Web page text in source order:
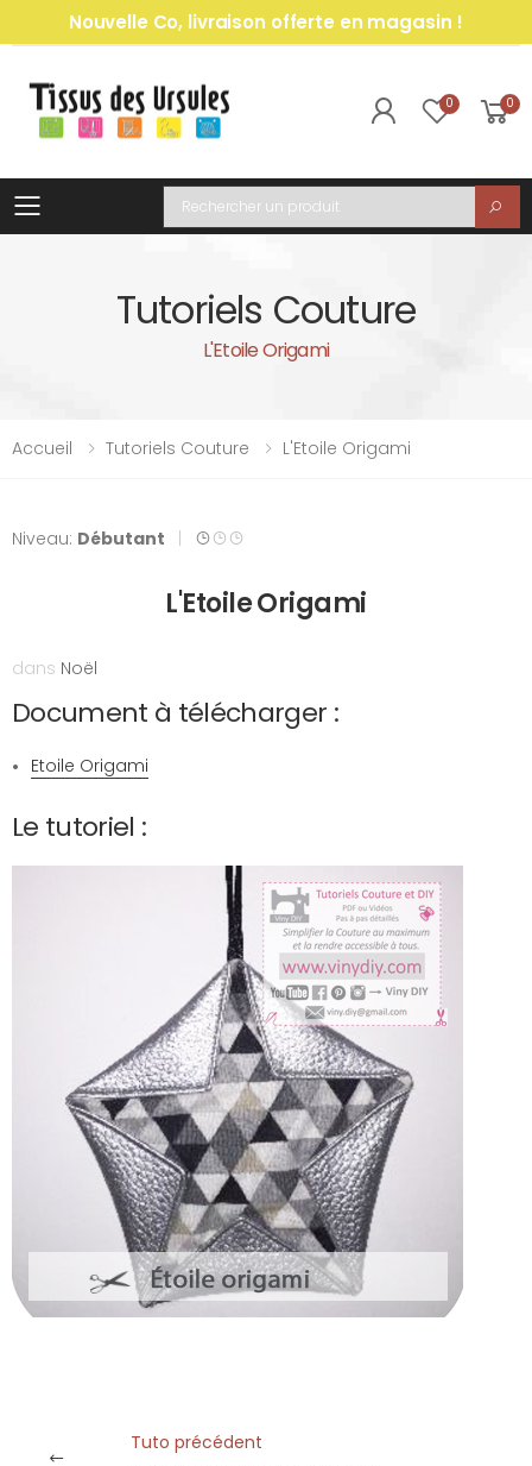
Nouvelle Co, livraison offerte en magasin !
0 0
Toggle mobile menu
Recherche
Tutoriels Couture
L'Etoile Origami
Accueil Tutoriels Couture L'Etoile Origami
Niveau: Débutant
L'Etoile Origami
dans Noël
Document à télécharger :
Etoile Origami
Le tutoriel :
Tuto précédent